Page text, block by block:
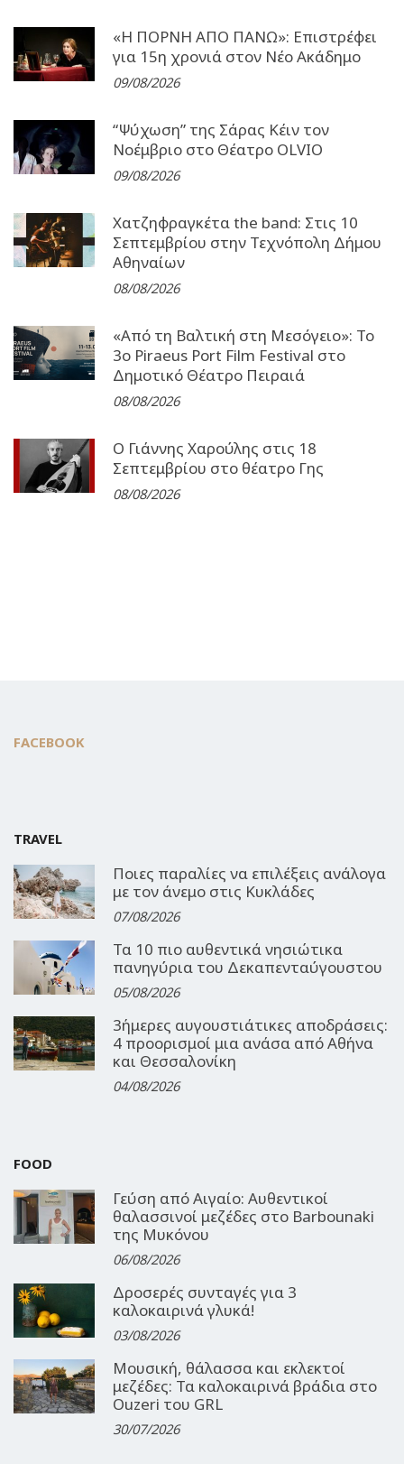
«Η ΠΟΡΝΗ ΑΠΟ ΠΑΝΩ»: Επιστρέφει
για 15η χρονιά στον Νέο Ακάδημο
09/08/2026
“Ψύχωση” της Σάρας Κέιν τον
Νοέμβριο στο Θέατρο OLVIO
09/08/2026
Χατζηφραγκέτα the band: Στις 10
Σεπτεμβρίου στην Τεχνόπολη Δήμου
Αθηναίων
08/08/2026
«Από τη Βαλτική στη Μεσόγειο»: Το
3o Piraeus Port Film Festival στο
Δημοτικό Θέατρο Πειραιά
08/08/2026
Ο Γιάννης Χαρούλης στις 18
Σεπτεμβρίου στο θέατρο Γης
08/08/2026
FACEBOOK
TRAVEL
Ποιες παραλίες να επιλέξεις ανάλογα
με τον άνεμο στις Κυκλάδες
07/08/2026
Τα 10 πιο αυθεντικά νησιώτικα
πανηγύρια του Δεκαπενταύγουστου
05/08/2026
3ήμερες αυγουστιάτικες αποδράσεις:
4 προορισμοί μια ανάσα από Αθήνα
και Θεσσαλονίκη
04/08/2026
FOOD
Γεύση από Αιγαίο: Αυθεντικοί
θαλασσινοί μεζέδες στο Barbounaki
της Μυκόνου
06/08/2026
Δροσερές συνταγές για 3
καλοκαιρινά γλυκά!
03/08/2026
Μουσική, θάλασσα και εκλεκτοί
μεζέδες: Τα καλοκαιρινά βράδια στο
Ouzeri του GRL
30/07/2026